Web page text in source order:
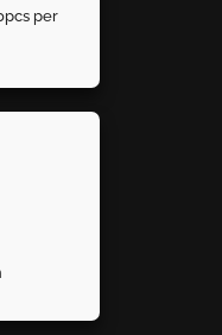
per